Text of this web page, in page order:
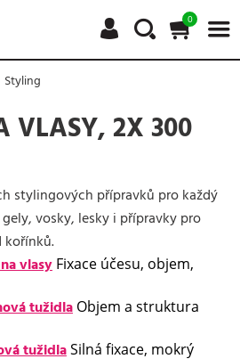
0
Styling
VLASY, 2X 300
stylingových přípravků pro každý
vosky, lesky i přípravky pro
kořínků.
vlasy Fixace účesu, objem,
tužidla Objem a struktura
tužidlaSilná fixace, mokrý